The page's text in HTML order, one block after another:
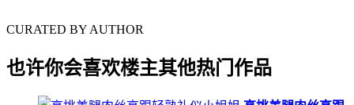
CURATED BY AUTHOR
也许你会喜欢楼主其他热门作品